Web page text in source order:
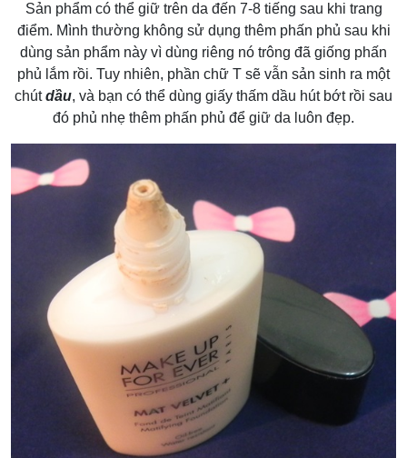
Sản phẩm có thể giữ trên da đến 7-8 tiếng sau khi trang
điểm. Mình thường không sử dụng thêm phấn phủ sau khi
dùng sản phẩm này vì dùng riêng nó trông đã giống phấn
phủ lắm rồi. Tuy nhiên, phần chữ T sẽ vẫn sản sinh ra một
chútdầu, và bạn có thể dùng giấy thấm dầu hút bớt rồi sau
đó phủ nhẹ thêm phấn phủ để giữ da luôn đẹp.